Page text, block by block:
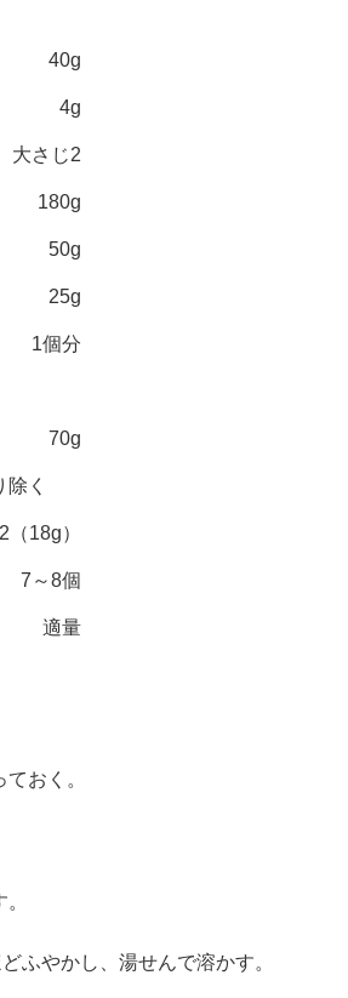
40g
4g
大さじ2
180g
50g
25g
1個分
70g
く
（18g）
7～8個
適量
おく。
ふやかし、湯せんで溶かす。